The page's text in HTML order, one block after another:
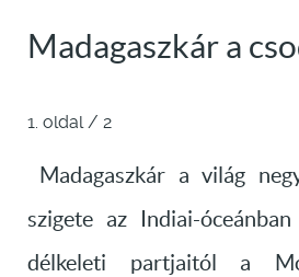
Madagaszkár a
1. oldal / 2
Madagaszkár a világ
szigete az Indiai-
délkeleti partjaitól a